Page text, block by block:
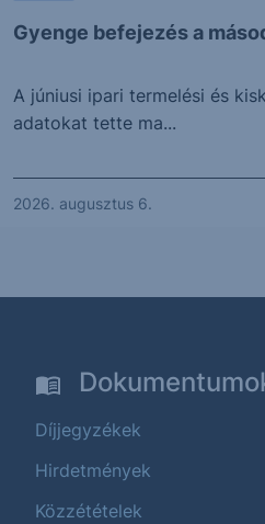
Gyenge befejezés a
A júniusi ipari termelési és
adatokat tette ma...
2026. augusztus 6.
Díjjegyzékek
Hirdetmények
Közzétételek